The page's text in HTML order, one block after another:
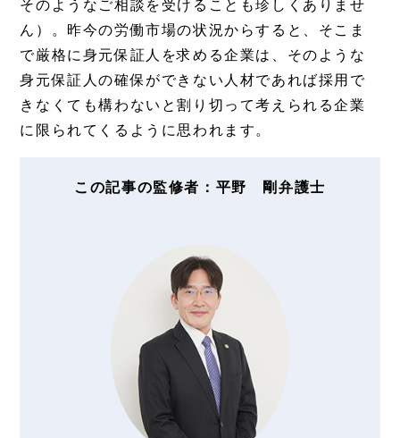
そのようなご相談を受けることも珍しくありませ
ん）。昨今の労働市場の状況からすると、そこま
で厳格に身元保証人を求める企業は、そのような
身元保証人の確保ができない人材であれば採用で
きなくても構わないと割り切って考えられる企業
に限られてくるように思われます。
この記事の監修者：平野 剛弁護士